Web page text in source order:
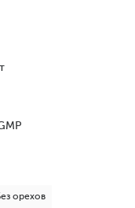
орехов